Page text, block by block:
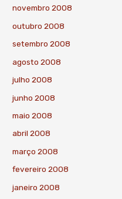
novembro 2008
outubro 2008
setembro 2008
agosto 2008
julho 2008
junho 2008
maio 2008
abril 2008
março 2008
fevereiro 2008
janeiro 2008